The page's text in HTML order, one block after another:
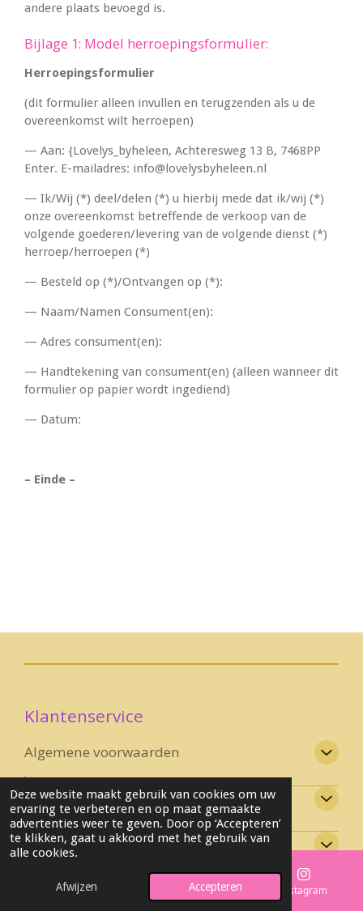
Deze website maakt gebruik van cookies om uw
ervaring te verbeteren en op maat gemaakte
advertenties weer te geven. Door op ‘Accepteren’
te klikken, gaat u akkoord met het gebruik van
alle cookies.
Afwijzen Accepteren
andere plaats bevoegd is.
Bijlage 1: Model herroepingsformulier:
Herroepingsformulier
(dit formulier alleen invullen en terugzenden als u de
overeenkomst wilt herroepen)
— Aan: {Lovelys_byheleen, Achteresweg 13 B, 7468PP
Enter. E-mailadres: info@lovelysbyheleen.nl
— Ik/Wij (*) deel/delen (*) u hierbij mede dat ik/wij (*)
onze overeenkomst betreffende de verkoop van de
volgende goederen/levering van de volgende dienst (*)
herroep/herroepen (*)
— Besteld op (*)/Ontvangen op (*):
— Naam/Namen Consument(en):
— Adres consument(en):
— Handtekening van consument(en) (alleen wanneer dit
formulier op papier wordt ingediend)
— Datum:
– Einde –
Klantenservice
Algemene voorwaarden
Bezorging en levering
Retourbeleid en bedenktijd
Contact
E-mailadres Telefoonnummer Instagram